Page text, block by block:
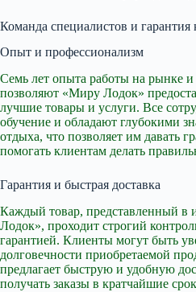
Команда специалистов и гарантия
Опыт и профессионализм
Семь лет опыта работы на рынке и
позволяют «Миру Лодок»
лучшие товары и услуги. Все
обучение и обладают глубокими
отдыха, что позволяет им давать
помогать клиентам делать
Гарантия и быстрая доставка
Каждый товар, представленный в
Лодок», проходит строгий
гарантией. Клиенты могут быть
долговечности приобретаемой
предлагает быструю и удобную
получать заказы в кратчайшие